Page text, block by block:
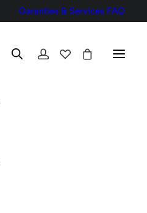
Garanties & Services FAQ